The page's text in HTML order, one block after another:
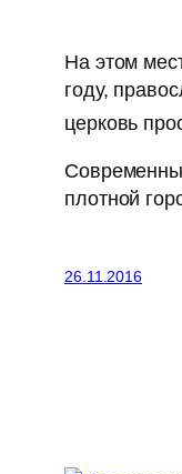
На этом
году,
церковь
плотной
26.11.2016